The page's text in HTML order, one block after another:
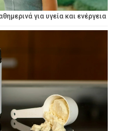
για υγεία και ενέργεια